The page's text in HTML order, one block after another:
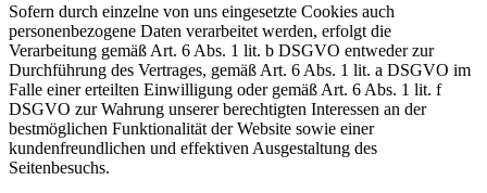
Sofern durch einzelne von uns eingesetzte Cookies auch
personenbezogene Daten verarbeitet werden, erfolgt die
Verarbeitung gemäß Art. 6 Abs. 1 lit. b DSGVO entweder zur
Durchführung des Vertrages, gemäß Art. 6 Abs. 1 lit. a DSGVO im
Falle einer erteilten Einwilligung oder gemäß Art. 6 Abs. 1 lit. f
DSGVO zur Wahrung unserer berechtigten Interessen an der
bestmöglichen Funktionalität der Website sowie einer
kundenfreundlichen und effektiven Ausgestaltung des
Seitenbesuchs.